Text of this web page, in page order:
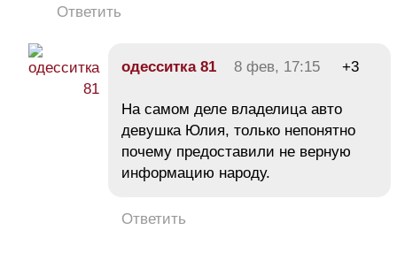
Ответить
одесситка 81 8 фев, 17:15 +3
На самом деле владелица авто
девушка Юлия, только непонятно
почему предоставили не верную
информацию народу.
Ответить